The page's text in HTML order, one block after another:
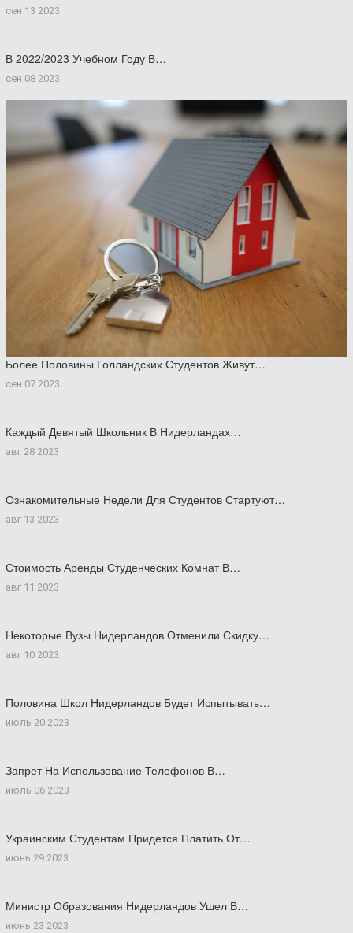
сен 13 2023
В 2022/2023 Учебном Году В…
сен 08 2023
Более Половины Голландских Студентов Живут…
сен 07 2023
Каждый Девятый Школьник В Нидерландах…
авг 28 2023
Ознакомительные Недели Для Студентов Стартуют…
авг 13 2023
Стоимость Аренды Студенческих Комнат В…
авг 11 2023
Некоторые Вузы Нидерландов Отменили Скидку…
авг 10 2023
Половина Школ Нидерландов Будет Испытывать…
июль 20 2023
Запрет На Использование Телефонов В…
июль 06 2023
Украинским Студентам Придется Платить От…
июнь 29 2023
Министр Образования Нидерландов Ушел В…
июнь 23 2023